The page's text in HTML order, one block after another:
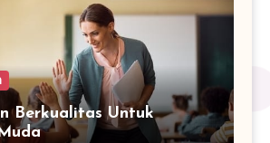
Berkualitas Untuk